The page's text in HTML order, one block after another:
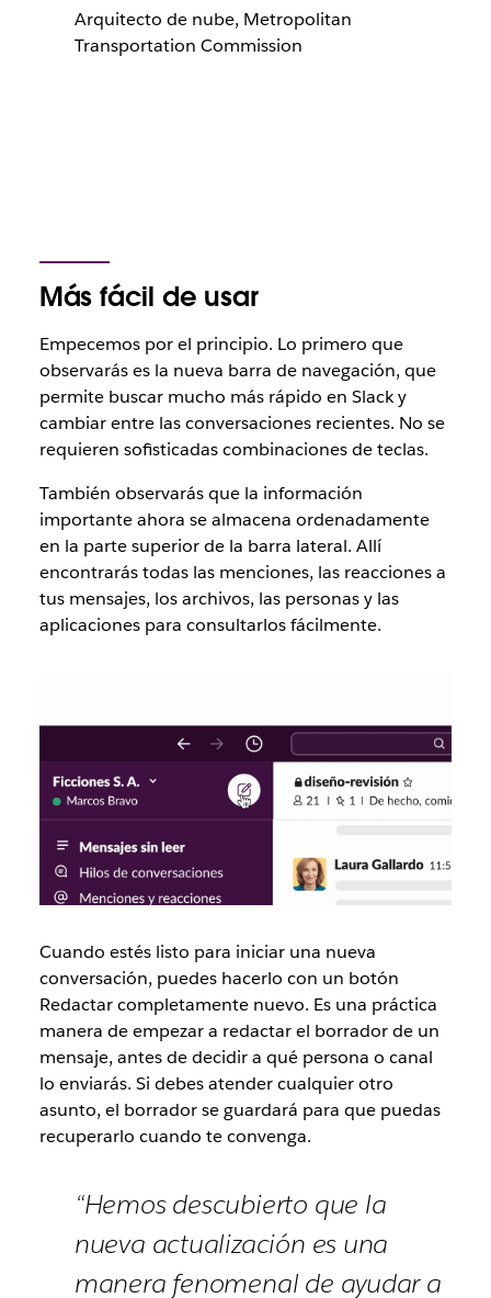
Arquitecto de nube, Metropolitan
Transportation Commission
Más fácil de usar
Empecemos por el principio. Lo primero que
observarás es la nueva barra de navegación, que
permite buscar mucho más rápido en Slack y
cambiar entre las conversaciones recientes. No se
requieren sofisticadas combinaciones de teclas.
También observarás que la información
importante ahora se almacena ordenadamente
en la parte superior de la barra lateral. Allí
encontrarás todas las menciones, las reacciones a
tus mensajes, los archivos, las personas y las
aplicaciones para consultarlos fácilmente.
Cuando estés listo para iniciar una nueva
conversación, puedes hacerlo con un botón
Redactar completamente nuevo. Es una práctica
manera de empezar a redactar el borrador de un
mensaje, antes de decidir a qué persona o canal
lo enviarás. Si debes atender cualquier otro
asunto, el borrador se guardará para que puedas
recuperarlo cuando te convenga.
“Hemos descubierto que la
nueva actualización es una
manera fenomenal de ayudar a